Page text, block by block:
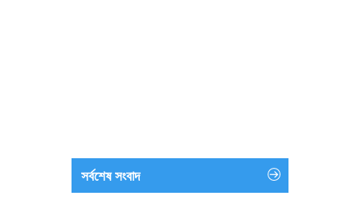
সর্বশেষ সংবাদ